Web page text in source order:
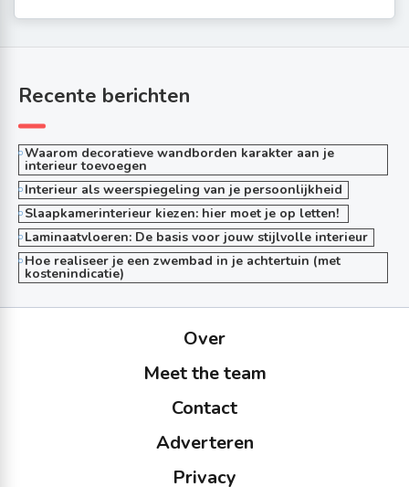
Recente berichten
Waarom decoratieve wandborden karakter aan je
interieur toevoegen
Interieur als weerspiegeling van je persoonlijkheid
Slaapkamerinterieur kiezen: hier moet je op letten!
Laminaatvloeren: De basis voor jouw stijlvolle interieur
Hoe realiseer je een zwembad in je achtertuin (met
kostenindicatie)
Over
Meet the team
Contact
Adverteren
Privacy